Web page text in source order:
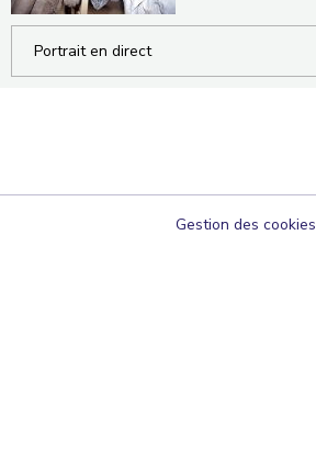
Portrait en direct
Gestion des cookies